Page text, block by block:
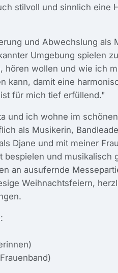
stilvoll und sinnlich eine
und Abwechslung als
Umgebung spielen
hören wollen und wie ich
kann, damit eine
für mich tief erfüllend."
und ich wohne im
als Musikerin,
Djane und mit meiner
bespielen und musikalisch
an ausufernde
Weihnachtsfeiern,